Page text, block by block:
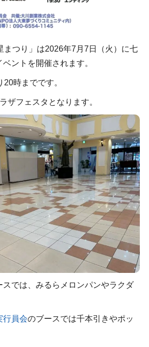
まつり」は2026年7月7日（火）に七
ントを開催されます。
時までです。
ザフェスタとなります。
スでは、みるらメロンパンやラクダ
行員会のブースでは千本引きやポッ